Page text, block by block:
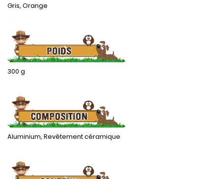
Gris, Orange
.
300 g
.
Aluminium, Revêtement céramique
.